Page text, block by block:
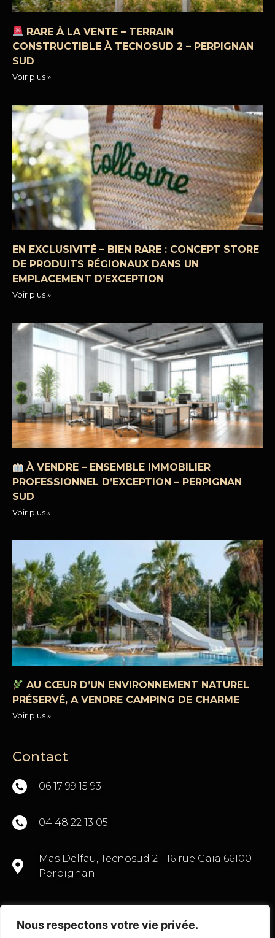
Nous respectons votre vie privée.
RARE À LA VENTE – TERRAIN
CONSTRUCTIBLE À TECNOSUD 2 – PERPIGNAN
SUD
Voir plus »
EN EXCLUSIVITÉ – BIEN RARE : CONCEPT STORE
DE PRODUITS RÉGIONAUX DANS UN
EMPLACEMENT D’EXCEPTION
Voir plus »
À VENDRE – ENSEMBLE IMMOBILIER
PROFESSIONNEL D’EXCEPTION – PERPIGNAN
SUD
Voir plus »
AU CŒUR D’UN ENVIRONNEMENT NATUREL
PRÉSERVÉ, A VENDRE CAMPING DE CHARME
Voir plus »
Contact
06 17 99 15 93
04 48 22 13 05
Mas Delfau, Tecnosud 2 - 16 rue Gaïa 66100
Perpignan
CONTACTEZ-NOUS